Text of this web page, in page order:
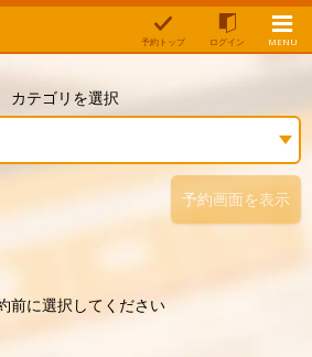
予約トップ ログイン MENU
カテゴリを選択
予約画面を表示
前に選択してください